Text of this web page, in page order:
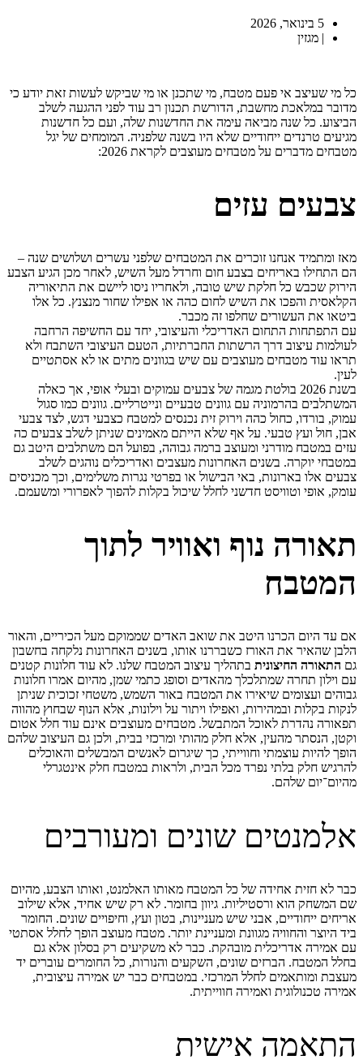
5 בינואר, 2026
| מגזין
כל מי שעיצב אי פעם מטבח, מי שתכנן או מי שביקש לעשות זאת יודע כי
מדובר במלאכת מחשבת, הדורשת תכנון רב עוד לפני ההגעה לשלב
הביצוע. כל שנה מביאה עימה את החדשנות שלה, ועם כל חדשנות
מגיעים טרנדים ייחודיים שלא היו בשנה שלפניה. המומחים של יגל
מטבחים מדברים על מטבחים מעוצבים לקראת 2026
:
צבעים עזים
מאז ומתמיד אנחנו זוכרים את המטבחים שלפני עשרים ושלושים שנה –
הם התחילו באריחים בצבע חום וחרדל מעל השיש, לאחר מכן הגיע הצבע
הירוק שכבש כל חלקת שיש טובה, ולאחריו ניסו ליישם את התיאוריה
הקלאסית והפכו את השיש לחום כהה או אפילו שחור מנצנץ. כל אלו
ביטאו את העשורים שחלפו זה מכבר.
עם התפתחות התחום האדריכלי והעיצובי, יחד עם החשיפה הרחבה
לעולמות עיצוב דרך הרשתות החברתיות, הטעם העיצובי השתבח ולא
תראו עוד מטבחים מעוצבים עם שיש בגוונים מתים או לא אסתטיים
לעין.
בשנת 2026 בולטת מגמה של צבעים עמוקים ובעלי אופי, אך כאלה
המשתלבים בהרמוניה עם גוונים טבעיים ונייטרליים. גוונים כמו סגול
עמוק, בורדו, כחול כהה וירוק זית נכנסים למטבח כצבעי דגש, לצד צבעי
אבן, חול ועץ טבעי. על אף שלא הייתם מאמינים שניתן לשלב צבעים כה
עזים במטבח מודרני ומעוצב ברמה גבוהה, בפועל הם משתלבים היטב גם
במטבחי יוקרה. בשנים האחרונות מעצבים ואדריכלים נוהגים לשלב
צבעים אלו בארונות, באי הבישול או בפרטי נגרות משלימים, וכך מכניסים
עומק, אופי וטוויסט חדשני לחלל שיכול בקלות להפוך לאפרורי ומשעמם.
תאורה נוף ואוויר לתוך
המטבח
אם עד היום הכרנו היטב את שואב האדים שממוקם מעל הכיריים, והאור
הלבן שהאיר את האורז כשבררנו אותו, בשנים האחרונות נלקחה בחשבון
גם התאורה החיצונית בתהליך עיצוב המטבח שלנו. לא עוד חלונות קטנים
עם וילון תחרה שמתלכלך מהאדים וסופג כתמי שמן, מהיום אמרו חלונות
גבוהים ועצומים שיאירו את המטבח באור השמש, משטחי זכוכית שניתן
לנקות בקלות ובמהירות, ואפילו ויתור על וילונות, אלא הנוף שבחוץ מהווה
תפאורה נהדרת לאוכל המתבשל. מטבחים מעוצבים אינם עוד חלל אטום
וקטן, הנסתר מהעין, אלא חלק מהותי ומרכזי בבית, ולכן גם העיצוב שלהם
הופך להיות עוצמתי וחווייתי, כך שיגרום לאנשים המבשלים והאוכלים
להרגיש חלק בלתי נפרד מכל הבית, ולראות במטבח חלק אינטגרלי
מהיום־יום שלהם.
אלמנטים שונים ומעורבים
כבר לא חזית אחידה של כל המטבח מאותו האלמנט, ואותו הצבע, מהיום
שם המשחק הוא ורסטיליות. גיוון בחומר. לא רק שיש אחיד, אלא שילוב
אריחים ייחודיים, אבני שיש מעניינות, בטון ועץ, וחיפויים שונים. החומר
ביד היוצר והחוויה מגוונת ומעניינת יותר. מטבח מעוצב הופך לחלל אסתטי
עם אמירה אדריכלית מובהקת. כבר לא משקיעים רק בסלון אלא גם
בחלל המטבח. הברזים שונים, השקעים והנורות, כל החומרים עוברים יד
מעצבת ומותאמים לחלל המרכזי. במטבחים כבר יש אמירה עיצובית,
אמירה טכנולוגית ואמירה חווייתית.
התאמה אישית